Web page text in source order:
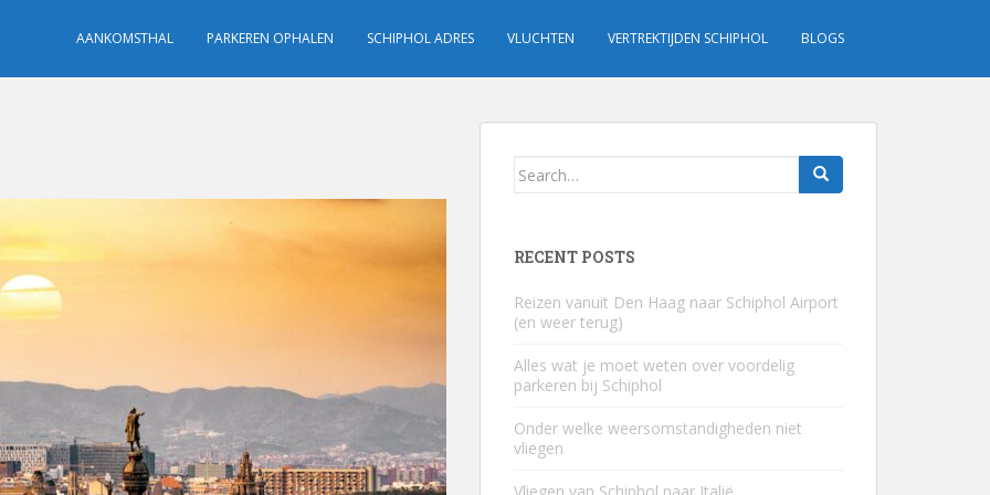
AANKOMSTHAL PARKEREN OPHALEN SCHIPHOL ADRES VLUCHTEN VERTREKTIJDEN SCHIPHOL BLOGS
Search
RECENT POSTS
Reizen vanuit Den Haag naar Schiphol Airport
(en weer terug)
Alles wat je moet weten over voordelig
parkeren bij Schiphol
Onder welke weersomstandigheden niet
vliegen